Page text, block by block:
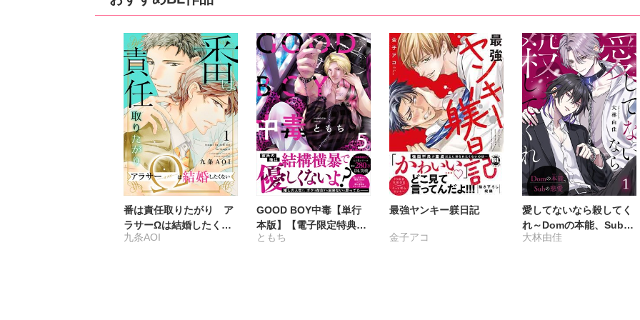
番は責任取りたがり ア
ラサーΩは結婚したくな
い
九条AOI
GOOD BOY中毒【単行
本版】【電子限定特典付
き】5
ともち
最強ヤンキー躾日記
金子アコ
愛してないなら殺してく
れ～Domの本能、Subの
慈愛～
大林由佳